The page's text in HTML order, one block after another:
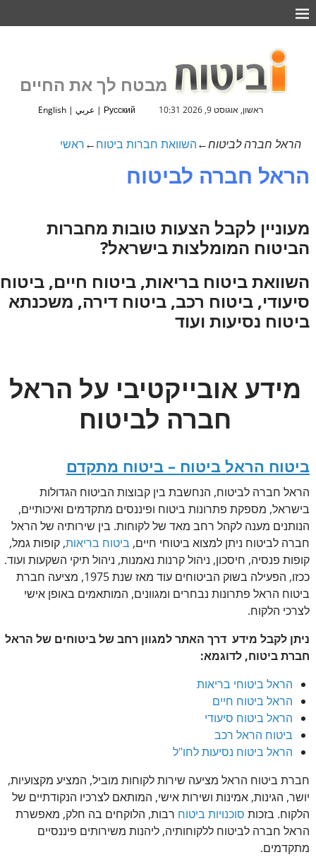
מבטח לך את החיים
Русский
| عربي |
English ראשון, אוגוסט 9, 2026 10:31
הראל חברה לביטוח←השוואת חברות ביטוח←ראשי
הראל חברה לביטוח
מעוניין לקבל הצעות טובות מחברות
הביטוח המומלצות בישראל?
השוואת ביטוח בריאות, ביטוח חיים, ביטוח
סיעודי, ביטוח רכב, ביטוח דירה, משכנתא
ביטוח נסיעות ועוד
מידע אובייקטיבי על הראל
חברה לביטוח
ביטוח הראל ביטוח – ביטוח מתקדם
הראל חברה לביטוח, הנחשבת בין קבוצות הביטוח הגדולות
בישראל, מספקת פתרונות ביטוח ופיננסים מתקדמים ואיכותיים,
הנותנים מענה לקהל רחב מאד של לקוחות. בין שירותיה של הראל
חברה לביטוח ניתן למצוא ביטוחי חיים, ביטוח בריאות, קופות גמל,
קופות פנסיה, חיסכון, ניהול קרנות נאמנות, ניהול תיקי השקעות ועוד.
ככזו, הפעילה בשוק הביטוחים עוד מאז שנת 1975, מציעה חברת
ביטוח הראל פתרונות נבחרים ומגוונים, המותאמים באופן אישי
לצרכי הלקוח.
ניתן לקבל מידע דרך האתר למגוון רחב של ביטוחים של הראל
חברת ביטוח, לדוגמא:
הראל ביטוחי בריאות
הראל ביטוח חיים
הראל ביטוח סיעודי
ביטוח הראל רכב
הראל ביטוח נסיעות לחו"ל
חברת ביטוח הראל מציעה שירות לקוחות מוביל, המציע מקצועיות,
יושר, הגינות, אמינות ושירות אישי, המותאם לצרכיו הנקודתיים של
הלקוח. בזכות סוכנויות ביטוח רבות, הלוקחים בה חלק, מאפשרת
הראל חברה לביטוח ללקוחותיה, ליהנות משירותים פיננסיים
מתקדמים.